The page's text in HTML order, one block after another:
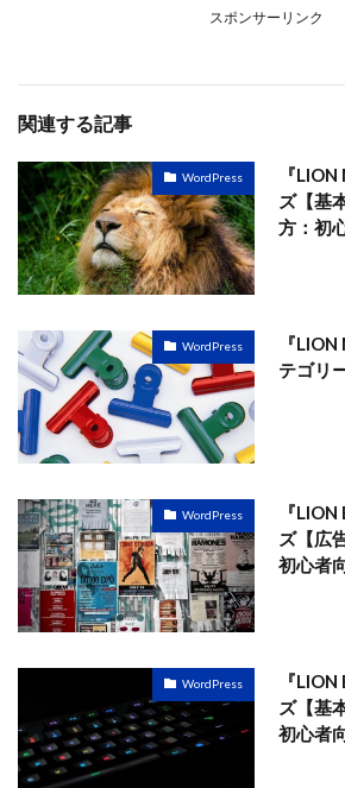
スポンサーリンク
関連する記事
WordPress
『
ズ【基
方：初
WordPress
『
テゴリ
WordPress
『
ズ【広
初心者
WordPress
『
ズ【基
初心者